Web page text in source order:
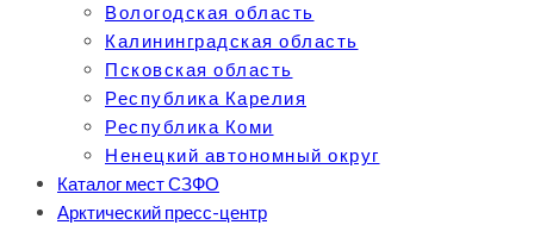
Вологодская область
Калининградская область
Псковская область
Республика Карелия
Республика Коми
Ненецкий автономный округ
Каталог мест СЗФО
Арктический пресс-центр